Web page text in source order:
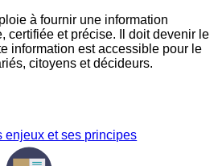
à fournir une information
certifiée et précise. Il doit devenir le
information est accessible pour le
citoyens et décideurs.
enjeux et ses principes